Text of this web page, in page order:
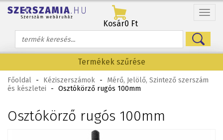
Menü
Kosár0 Ft
Termékek szűrése
Főoldal - Kéziszerszámok -
Mérő, Jelölő, Szintező szerszám
és készletei
- Osztókörző rugós 100mm
Osztókörző rugós 100mm